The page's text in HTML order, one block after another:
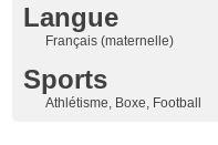
Langue
Français (maternelle)
Sports
Athlétisme, Boxe, Football